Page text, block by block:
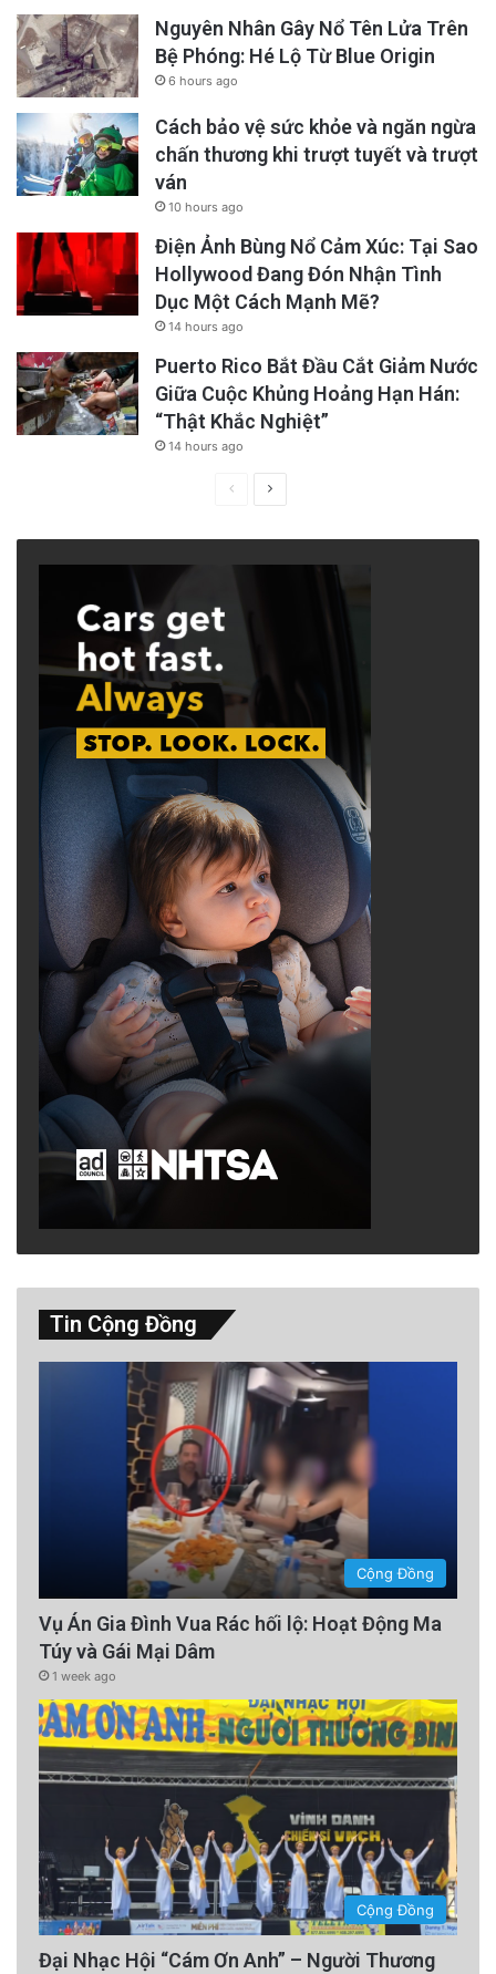
Nguyên Nhân Gây Nổ Tên Lửa Trên
Bệ Phóng: Hé Lộ Từ Blue Origin
6 hours ago
Cách bảo vệ sức khỏe và ngăn ngừa
chấn thương khi trượt tuyết và trượt
ván
10 hours ago
Điện Ảnh Bùng Nổ Cảm Xúc: Tại Sao
Hollywood Đang Đón Nhận Tình
Dục Một Cách Mạnh Mẽ?
14 hours ago
Puerto Rico Bắt Đầu Cắt Giảm Nước
Giữa Cuộc Khủng Hoảng Hạn Hán:
“Thật Khắc Nghiệt”
14 hours ago
PreviousNext
Tin Cộng Đồng
Cộng Đồng
Vụ Án Gia Đình Vua Rác hối lộ: Hoạt Động Ma
Túy và Gái Mại Dâm
1 week ago
Cộng Đồng
Đại Nhạc Hội “Cám Ơn Anh” – Người Thương